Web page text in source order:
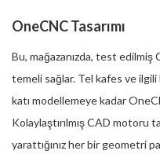
OneCNC Tasarımı
Bu, mağazanızda, test edilmiş
temeli sağlar. Tel kafes ve
katı modellemeye kadar
Kolaylaştırılmış CAD motoru
yarattığınız her bir geometri